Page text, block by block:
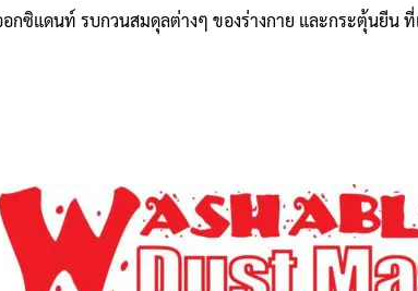
ซิแดนท์ รบกวนสมดุลต่างๆ ของร่างกาย และกระตุ้นยีน ที่